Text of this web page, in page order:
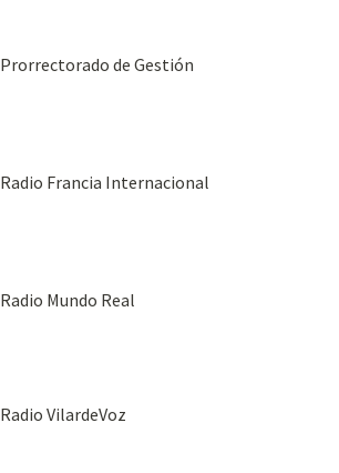
Prorrectorado de Gestión
Radio Francia Internacional
Radio Mundo Real
Radio VilardeVoz